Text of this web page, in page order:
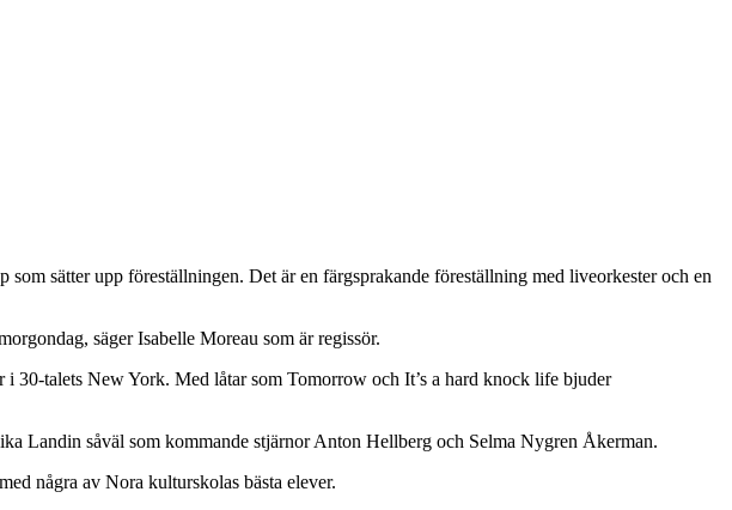
sätter upp föreställningen. Det är en färgsprakande föreställning med liveorkester och en
säger Isabelle Moreau som är regissör.
30-talets New York. Med låtar som Tomorrow och It’s a hard knock life bjuder
Landin såväl som kommande stjärnor Anton Hellberg och Selma Nygren Åkerman.
några av Nora kulturskolas bästa elever.